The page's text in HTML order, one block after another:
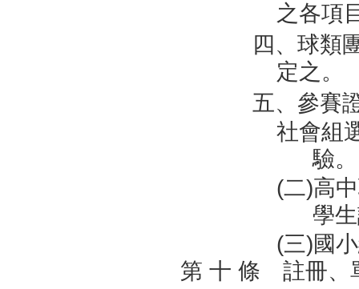
之各項
四、球類
定之。
五、參賽
社會組
驗。
(二)高
學
(三)國
第 十 條 註冊、